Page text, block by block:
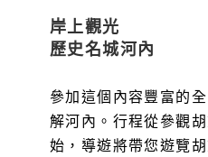
岸上觀光
歷史名城河內
參加這個內容豐富的
解河內。行程從參觀
始，導遊將帶您遊覽